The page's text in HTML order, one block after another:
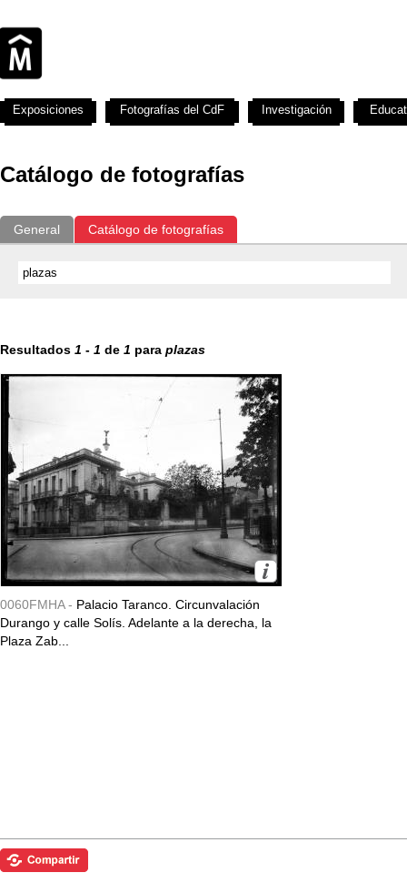
Catálogo de fotografías
General Catálogo de fotografías
Resultados 1 - 1 de 1 para plazas
0060FMHA - Palacio Taranco. Circunvalación
Durango y calle Solís. Adelante a la derecha, la
Plaza Zab...
Exposiciones Fotografías del CdF Investigación